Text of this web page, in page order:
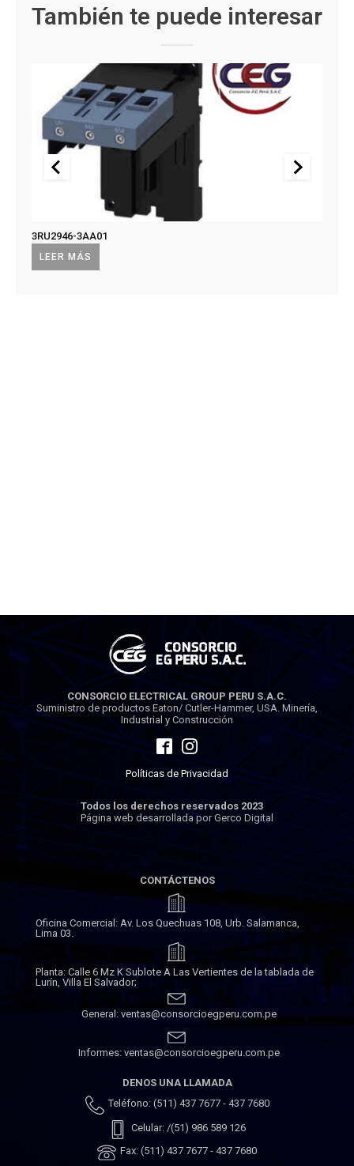
También te puede interesar
LEER MÁS
3RU2946-3AA01
CONSORCIO ELECTRICAL GROUP PERU S.A.C.
Suministro de productos Eaton/ Cutler-Hammer, USA. Minería,
Industrial y Construcción
Políticas de Privacidad
Todos los derechos reservados 2023
Página web desarrollada por Gerco Digital
CONTÁCTENOS
Oficina Comercial: Av. Los Quechuas 108, Urb. Salamanca,
Lima 03.
Planta: Calle 6 Mz K Sublote A Las Vertientes de la tablada de
Lurín, Villa El Salvador;
General: ventas@consorcioegperu.com.pe
Informes: ventas@consorcioegperu.com.pe
DENOS UNA LLAMADA
Teléfono: (511) 437 7677 - 437 7680
Celular: /(51) 986 589 126
Fax: (511) 437 7677 - 437 7680